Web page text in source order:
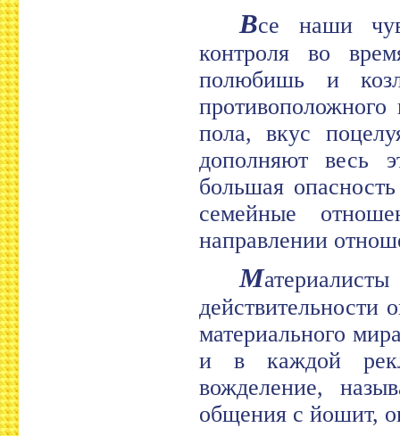
Все наши
контроля во
полюбишь и
пола, вкус
дополняют весь
большая
семейные
направлении
М
действительности
материального
и в каждой
вожделение,
общения с йошит,